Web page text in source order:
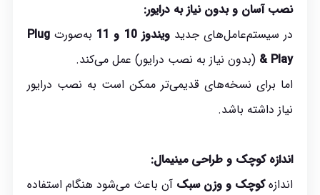
نصب آسان و بدون نیاز به درایور:
در سیستم‌عامل‌های جدیدویندوز 10 و 11 به‌صورتPlug
& Play (بدون نیاز به نصب درایور) عمل می‌کند.
اما برای نسخه‌های قدیمی‌تر ممکن است به نصب درایور
نیاز داشته باشد.
اندازه کوچک و طراحی مینیمال:
اندازهکوچک و وزن سبک آن باعث می‌شود هنگام استفاده